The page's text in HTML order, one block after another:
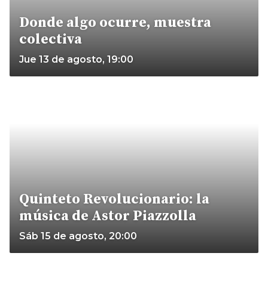
Donde algo ocurre, muestra
colectiva
Jue 13 de agosto, 19:00
Quinteto Revolucionario: la
música de Astor Piazzolla
Sáb 15 de agosto, 20:00